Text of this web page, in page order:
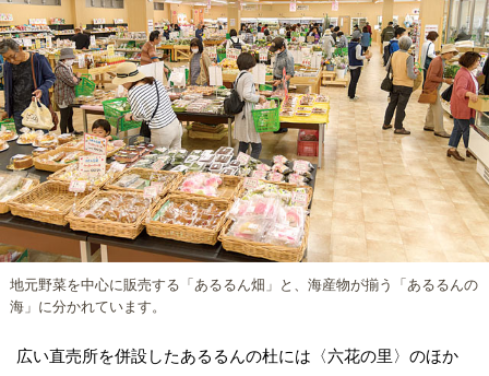
地元野菜を中心に販売する「あるるん畑」と、海産物が揃う「あるるんの
海」に分かれています。
広い直売所を併設したあるるんの杜には〈六花の里〉のほか